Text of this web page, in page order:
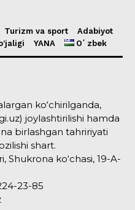
Turizm va sport
Adabiyot
YANA Oʻzbek
ko‘chirilganda,
joylashtirilishi hamda
birlashgan tahririyati
shart.
Shukrona ko‘chasi, 19-A-
23-85